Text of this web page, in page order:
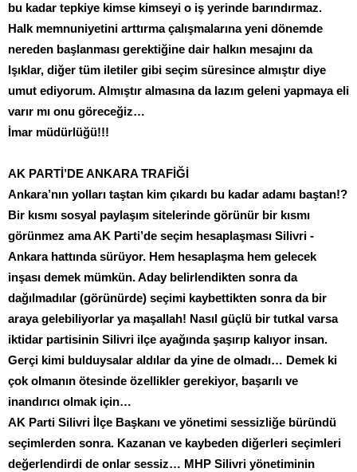
bu kadar tepkiye kimse kimseyi o iş yerinde barındırmaz.
Halk memnuniyetini arttırma çalışmalarına yeni dönemde
nereden başlanması gerektiğine dair halkın mesajını da
Işıklar, diğer tüm iletiler gibi seçim süresince almıştır diye
umut ediyorum. Almıştır almasına da lazım geleni yapmaya eli
varır mı onu göreceğiz…
İmar müdürlüğü!!!
AK PARTİ’DE ANKARA TRAFİĞİ
Ankara’nın yolları taştan kim çıkardı bu kadar adamı baştan!?
Bir kısmı sosyal paylaşım sitelerinde görünür bir kısmı
görünmez ama AK Parti’de seçim hesaplaşması Silivri -
Ankara hattında sürüyor. Hem hesaplaşma hem gelecek
inşası demek mümkün. Aday belirlendikten sonra da
dağılmadılar (görünürde) seçimi kaybettikten sonra da bir
araya gelebiliyorlar ya maşallah! Nasıl güçlü bir tutkal varsa
iktidar partisinin Silivri ilçe ayağında şaşırıp kalıyor insan.
Gerçi kimi bulduysalar aldılar da yine de olmadı… Demek ki
çok olmanın ötesinde özellikler gerekiyor, başarılı ve
inandırıcı olmak için…
AK Parti Silivri İlçe Başkanı ve yönetimi sessizliğe büründü
seçimlerden sonra. Kazanan ve kaybeden diğerleri seçimleri
değerlendirdi de onlar sessiz… MHP Silivri yönetiminin